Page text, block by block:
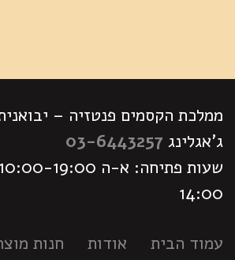
ממלכת הקסמים פנטזיה –
ג'אגלינג 03-6443257
14:00
עמוד הבית אודות חנות